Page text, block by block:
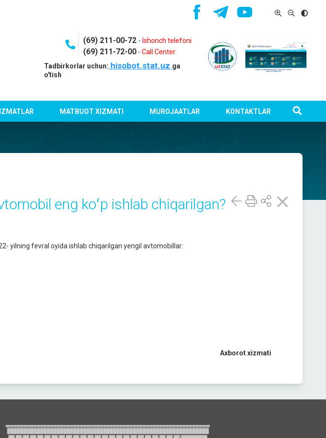
(69) 211-00-72 - Ishonch telefoni
(69) 211-72-00- Call Center
Tadbirkorlar uchun: hisobot.stat.uz ga
o'tish
MATBUOT XIZMATI MUROJAATLAR KONTAKTLAR
eng koʻp ishlab chiqarilgan?
yilning fevral oyida ishlab chiqarilgan yengil avtomobillar:
Axborot xizmati